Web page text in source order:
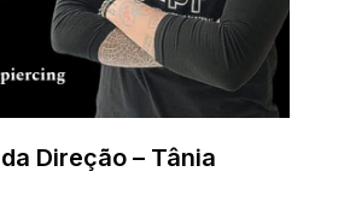
Direção – Tânia